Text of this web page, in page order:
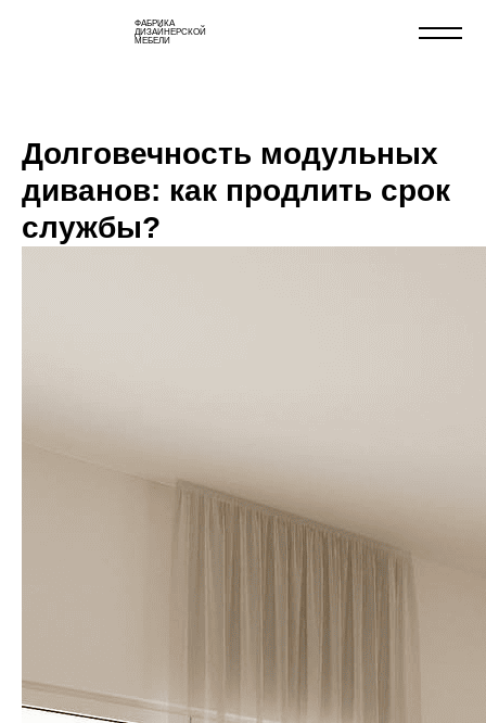
ФАБРИКА
ДИЗАЙНЕРСКОЙ
МЕБЕЛИ
Долговечность модульных
диванов: как продлить срок
службы?